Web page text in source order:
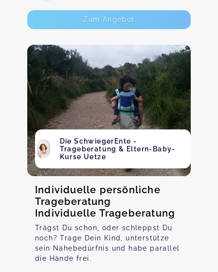
Zum Angebot
Die SchwiegerEnte -
Trageberatung & Eltern-Baby-
Kurse Uetze
Individuelle persönliche
Trageberatung
Individuelle Trageberatung
Trägst Du schon, oder schleppst Du
noch? Trage Dein Kind, unterstütze
sein Nähebedürfnis und habe parallel
die Hände frei.